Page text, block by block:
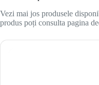
Vezi mai jos produsele
produs poți consulta pagina